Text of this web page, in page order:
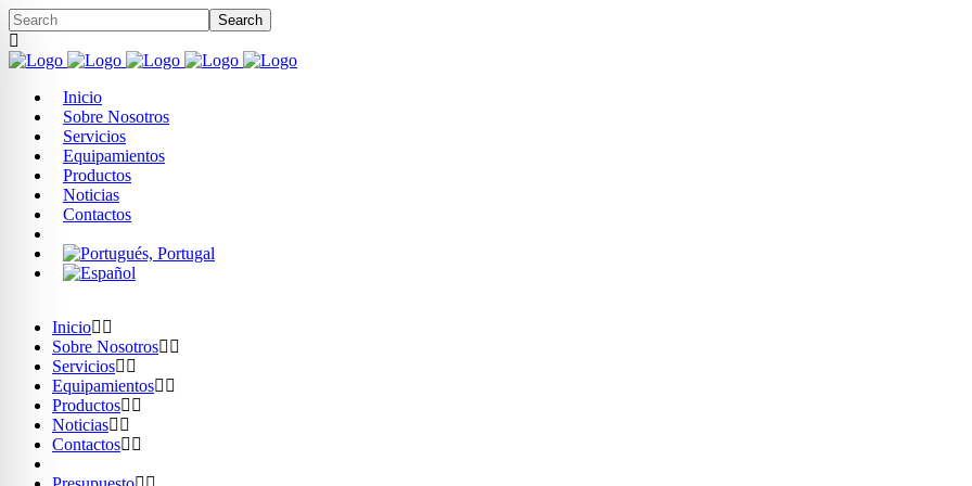
Inicio
Sobre Nosotros
Servicios
Equipamientos
Productos
Noticias
Contactos
Inicio
Sobre Nosotros
Servicios
Equipamientos
Productos
Noticias
Contactos